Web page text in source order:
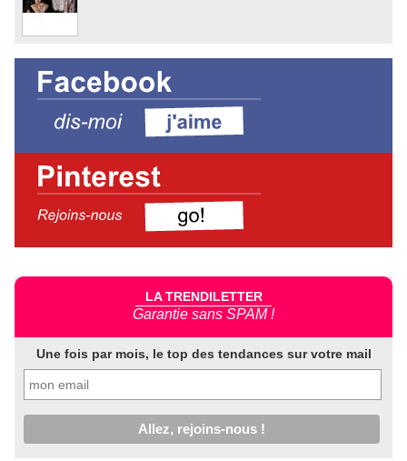
LA TRENDILETTER
Garantie sans SPAM !
Une fois par mois, le top des tendances sur votre mail